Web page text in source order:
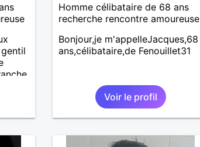
Homme célibataire de 68 ans
recherche rencontre amoureuse
Bonjour,je m'appelleJacques,68
ans,célibataire,de Fenouillet31
Voir le profil